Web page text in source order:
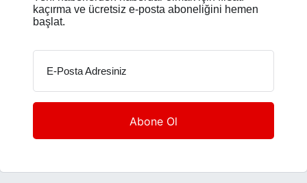
kaçırma ve ücretsiz e-posta aboneliğini hemen
başlat.
E-Posta Adresiniz